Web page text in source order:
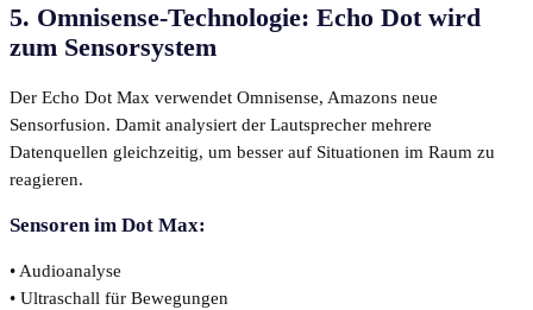
5. Omnisense-Technologie: Echo Dot wird
zum Sensorsystem
Der Echo Dot Max verwendet Omnisense, Amazons neue
Sensorfusion. Damit analysiert der Lautsprecher mehrere
Datenquellen gleichzeitig, um besser auf Situationen im Raum zu
reagieren.
Sensoren im Dot Max:
• Audioanalyse
• Ultraschall für Bewegungen